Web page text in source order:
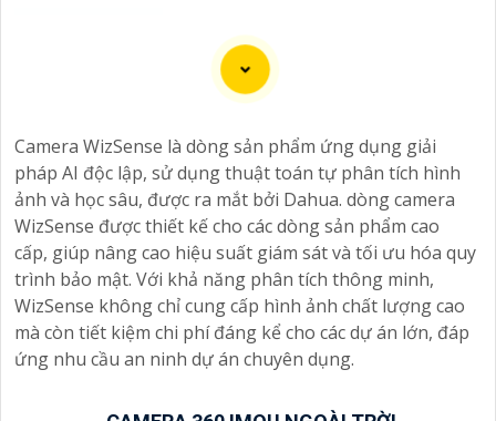
Dưới đây là 5 lý do để bạn chọn lắp Camera Wifi Imou
🌙1:Giá cả phải chăng: Camera Wifi Imou cung cấp các
tính năng hiện đại như quan sát từ xa, báo động
chuyển động, và chất lượng hình ảnh tốt mà vẫn có
mức giá hấp dẫn.
➲2:Dễ dàng lắp đặt: Camera Imou được thiết kế dễ
dàng lắp đặt, bạn có thể tự cài đặt và sử dụng mà
không cần phải thuê dịch vụ chuyên nghiệp.
💬3:Độ tin cậy cao: Sản phẩm của Imou được sản xuất
bởi một trong những công ty hàng đầu trong lĩnh vực
Camera WizSense là dòng sản phẩm ứng dụng giải
pháp AI độc lập, sử dụng thuật toán tự phân tích hình
ảnh và học sâu, được ra mắt bởi Dahua. dòng camera
WizSense được thiết kế cho các dòng sản phẩm cao
cấp, giúp nâng cao hiệu suất giám sát và tối ưu hóa quy
trình bảo mật. Với khả năng phân tích thông minh,
WizSense không chỉ cung cấp hình ảnh chất lượng cao
mà còn tiết kiệm chi phí đáng kể cho các dự án lớn, đáp
ứng nhu cầu an ninh dự án chuyên dụng.